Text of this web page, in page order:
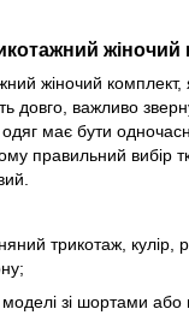
жіночий
жіночий комплект,
довго, важливо
одяг має бути
правильний вибір
трикотаж, кулір,
моделі зі шортами